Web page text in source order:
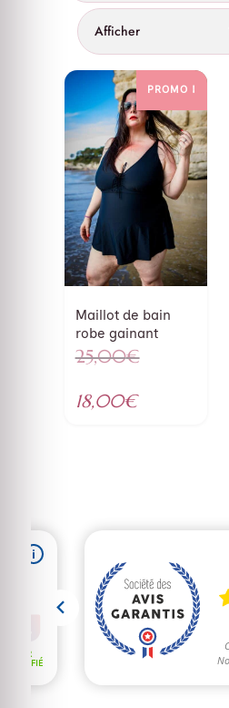
Afficher
Maillot de bain
robe gainant
25,00€
prix
18,00€Le
PROMO !